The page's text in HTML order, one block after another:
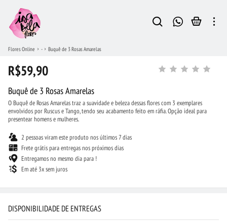
Flores Online - Buquê de 3 Rosas Amarelas
R$59,90
Buquê de 3 Rosas Amarelas
O Buquê de Rosas Amarelas traz a suavidade e beleza dessas flores com 3 exemplares
envolvidos por Ruscus e Tango, tendo seu acabamento feito em ráfia. Opção ideal para
presentear homens e mulheres.
2 pessoas viram este produto nos últimos 7 dias
Frete grátis para entregas nos próximos dias
Entregamos no mesmo dia para !
Em até 3x sem juros
DISPONIBILIDADE DE ENTREGAS